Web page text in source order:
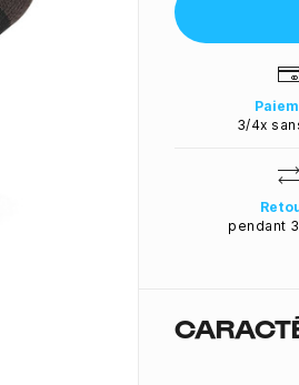
3/4x
pendant